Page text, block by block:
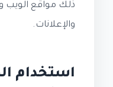
ذلك مواقع الويب
والإعلانات.
استخدام